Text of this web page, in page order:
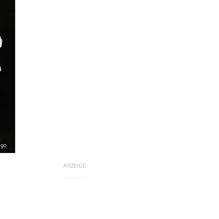
ANZEIGE